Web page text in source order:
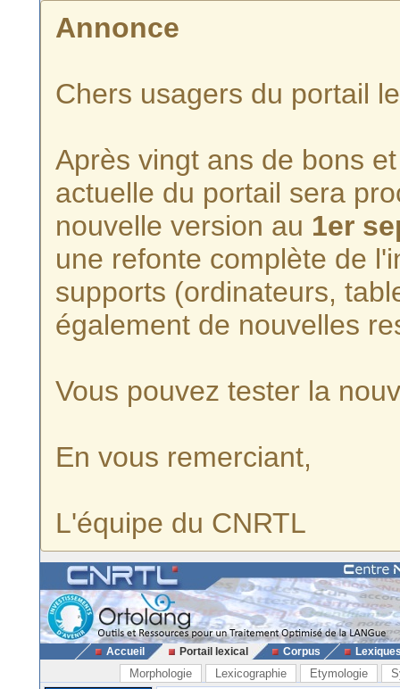
Annonce
Chers usagers du portail
Après vingt ans de bons
actuelle du portail sera
nouvelle version au 1er
une refonte complète de
supports (ordinateurs,
également de nouvelles
Vous pouvez tester la
En vous remerciant,
L'équipe du CNRTL
Accueil Portail lexical Corpus
Morphologie Lexicographie Etymologie